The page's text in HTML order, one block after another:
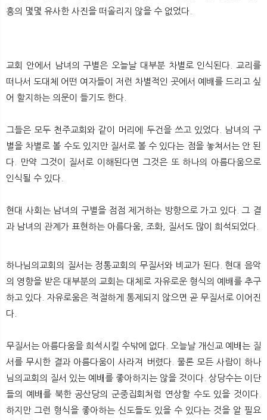
흥의 몇몇 유사한 사진을 떠올리지 않을 수 없었다.
교회 안에서 남녀의 구별은 오늘날 대부분 차별로 인식된다. 교리를
떠나서 도대체 어떤 여자들이 저런 차별적인 곳에서 예배를 드리고 싶
어 할지하는 의문이 들기도 한다.
그들은 모두 천주교회와 같이 머리에 두건을 쓰고 있었다. 남녀의 구
별을 차별로 볼 수도 있지만 질서로 볼 수 있다는 점을 놓쳐서는 안 된
다. 만약 그것이 질서로 이해된다면 그것은 또 하나의 아름다움으로
인식될 수 있다.
현대 사회는 남녀의 구별을 점점 제거하는 방향으로 가고 있다. 그 결
과 남녀의 관계가 표현하는 아름다움, 조화, 질서도 많이 희석되었다.
하나님의교회의 질서는 정통교회의 무질서와 비교가 된다. 현대 음악
의 영향을 받은 대부분의 교회는 대체로 자유로운 형식의 예배를 추구
하고 있다. 자유로움은 적절하게 통제되지 않으면 곧 무질서로 이어진
다.
무질서는 아름다움을 희석시킬 수밖에 없다. 오늘날 개신교 예배는 질
서를 무시한 결과 아름다움이 사라져 버렸다. 물론 모든 사람이 하나
님의교회의 질서 있는 예배를 좋아하지는 않을 것이다. 상당수는 이단
들의 예배를 북한 공산당의 군중집회처럼 연상할 수도 있을 것이다.
하지만 그런 형식을 좋아하는 신도들도 있을 수 있다는 것을 알 필요